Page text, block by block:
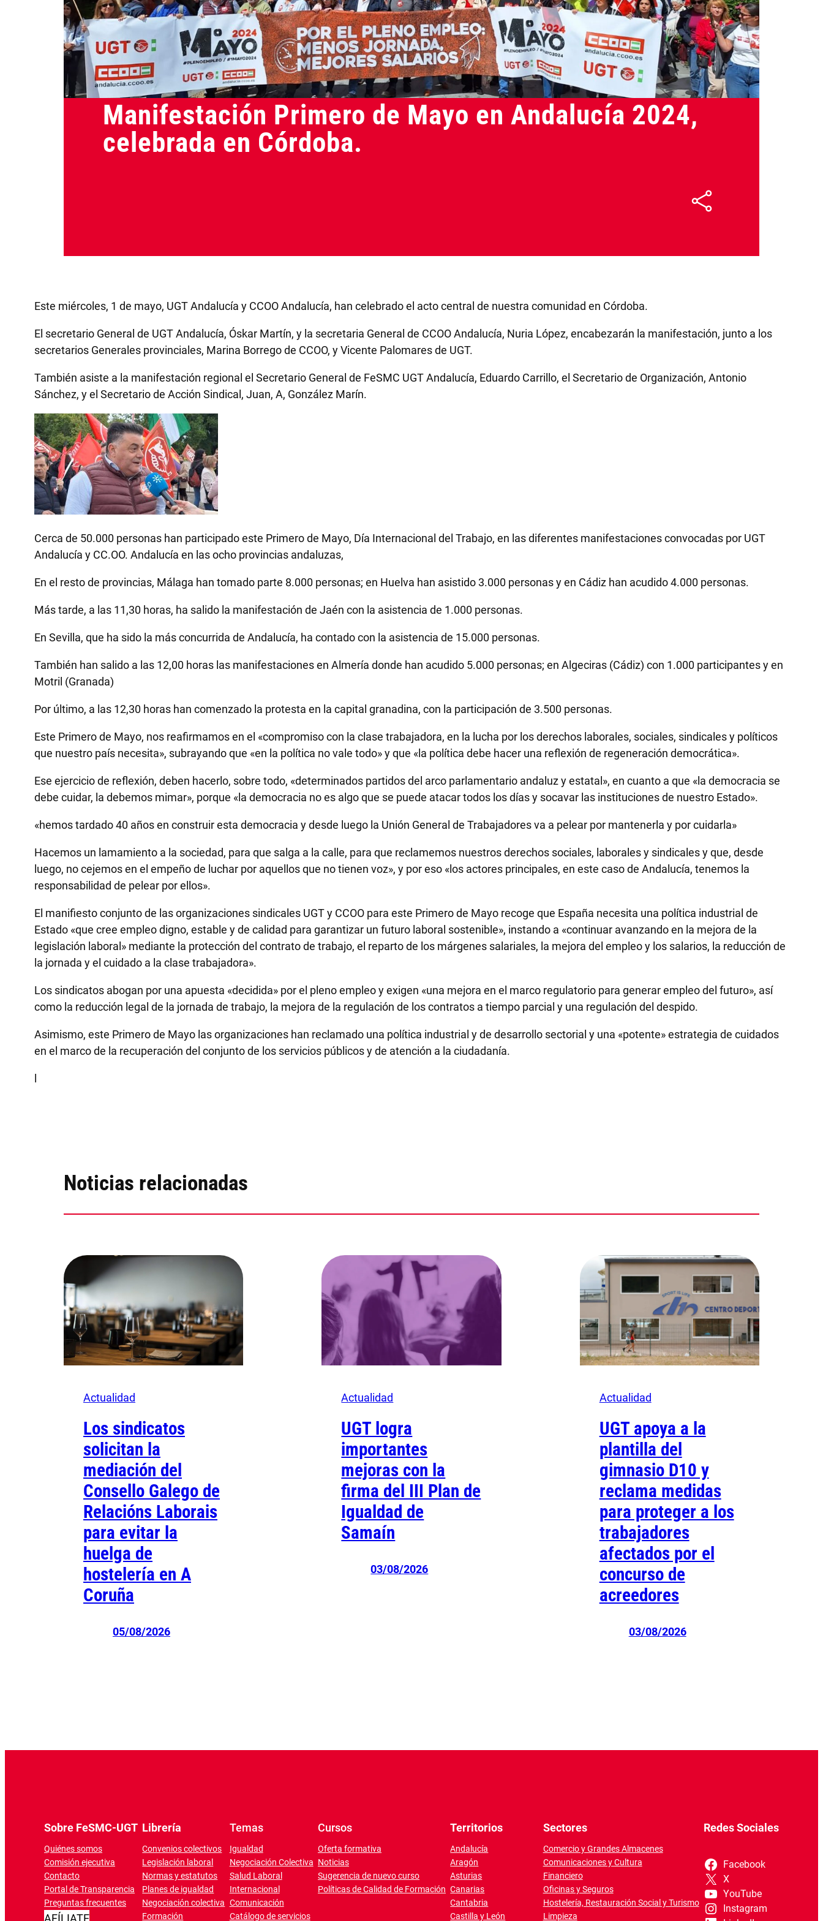
Actualidad 01/05/2024
Manifestación Primero de Mayo en Andalucía 2024,
celebrada en Córdoba.
Este miércoles, 1 de mayo, UGT Andalucía y CCOO Andalucía, han celebrado el acto central de nuestra comunidad en Córdoba.
El secretario General de UGT Andalucía, Óskar Martín, y la secretaria General de CCOO Andalucía, Nuria López, encabezarán la manifestación, junto a los
secretarios Generales provinciales, Marina Borrego de CCOO, y Vicente Palomares de UGT.
También asiste a la manifestación regional el Secretario General de FeSMC UGT Andalucía, Eduardo Carrillo, el Secretario de Organización, Antonio
Sánchez, y el Secretario de Acción Sindical, Juan, A, González Marín.
Cerca de 50.000 personas han participado este Primero de Mayo, Día Internacional del Trabajo, en las diferentes manifestaciones convocadas por UGT
Andalucía y CC.OO. Andalucía en las ocho provincias andaluzas,
En el resto de provincias, Málaga han tomado parte 8.000 personas; en Huelva han asistido 3.000 personas y en Cádiz han acudido 4.000 personas.
Más tarde, a las 11,30 horas, ha salido la manifestación de Jaén con la asistencia de 1.000 personas.
En Sevilla, que ha sido la más concurrida de Andalucía, ha contado con la asistencia de 15.000 personas.
También han salido a las 12,00 horas las manifestaciones en Almería donde han acudido 5.000 personas; en Algeciras (Cádiz) con 1.000 participantes y en
Motril (Granada)
Por último, a las 12,30 horas han comenzado la protesta en la capital granadina, con la participación de 3.500 personas.
Este Primero de Mayo, nos reafirmamos en el «compromiso con la clase trabajadora, en la lucha por los derechos laborales, sociales, sindicales y políticos
que nuestro país necesita», subrayando que «en la política no vale todo» y que «la política debe hacer una reflexión de regeneración democrática».
Ese ejercicio de reflexión, deben hacerlo, sobre todo, «determinados partidos del arco parlamentario andaluz y estatal», en cuanto a que «la democracia se
debe cuidar, la debemos mimar», porque «la democracia no es algo que se puede atacar todos los días y socavar las instituciones de nuestro Estado».
«hemos tardado 40 años en construir esta democracia y desde luego la Unión General de Trabajadores va a pelear por mantenerla y por cuidarla»
Hacemos un lamamiento a la sociedad, para que salga a la calle, para que reclamemos nuestros derechos sociales, laborales y sindicales y que, desde
luego, no cejemos en el empeño de luchar por aquellos que no tienen voz», y por eso «los actores principales, en este caso de Andalucía, tenemos la
responsabilidad de pelear por ellos».
El manifiesto conjunto de las organizaciones sindicales UGT y CCOO para este Primero de Mayo recoge que España necesita una política industrial de
Estado «que cree empleo digno, estable y de calidad para garantizar un futuro laboral sostenible», instando a «continuar avanzando en la mejora de la
legislación laboral» mediante la protección del contrato de trabajo, el reparto de los márgenes salariales, la mejora del empleo y los salarios, la reducción de
la jornada y el cuidado a la clase trabajadora».
Los sindicatos abogan por una apuesta «decidida» por el pleno empleo y exigen «una mejora en el marco regulatorio para generar empleo del futuro», así
como la reducción legal de la jornada de trabajo, la mejora de la regulación de los contratos a tiempo parcial y una regulación del despido.
Asimismo, este Primero de Mayo las organizaciones han reclamado una política industrial y de desarrollo sectorial y una «potente» estrategia de cuidados
en el marco de la recuperación del conjunto de los servicios públicos y de atención a la ciudadanía.
l
Noticias relacionadas
Actualidad
Los sindicatos
solicitan la
mediación del
Consello Galego de
Relacións Laborais
para evitar la
huelga de
hostelería en A
Coruña
05/08/2026
Actualidad
UGT logra
importantes
mejoras con la
firma del III Plan de
Igualdad de
Samaín
03/08/2026
Actualidad
UGT apoya a la
plantilla del
gimnasio D10 y
reclama medidas
para proteger a los
trabajadores
afectados por el
concurso de
acreedores
03/08/2026
Sobre FeSMC-UGT
Quiénes somos
Comisión ejecutiva
Contacto
Portal de Transparencia
Preguntas frecuentes
Librería
Convenios colectivos
Legislación laboral
Normas y estatutos
Planes de igualdad
Negociación colectiva
Formación
Temas
Igualdad
Negociación Colectiva
Salud Laboral
Internacional
Comunicación
Catálogo de servicios
Cursos
Oferta formativa
Noticias
Sugerencia de nuevo curso
Políticas de Calidad de Formación
Territorios
Andalucía
Aragón
Asturias
Canarias
Cantabria
Castilla y León
Sectores
Comercio y Grandes Almacenes
Comunicaciones y Cultura
Financiero
Oficinas y Seguros
Hostelería, Restauración Social y Turismo
Limpieza
Redes Sociales
Facebook
X
YouTube
Instagram